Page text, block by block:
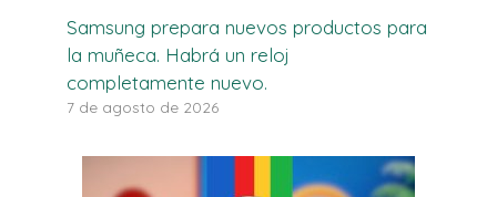
Samsung prepara nuevos productos para
la muñeca. Habrá un reloj
completamente nuevo.
7 de agosto de 2026